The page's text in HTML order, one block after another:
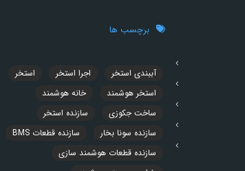
برچسب ها
آببندی استخر اجرا استخر
استخر
استخر هوشمند
خانه هوشمند
ساخت جکوزی
سازنده استخر
سازنده سونا بخار
سازنده قطعات BMS
سازنده قطعات هوشمند سازی